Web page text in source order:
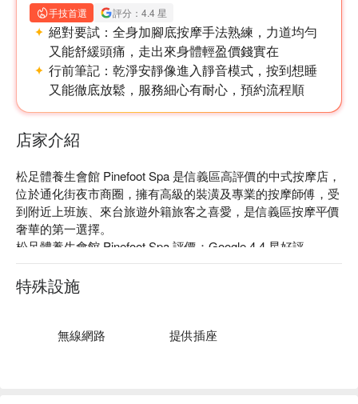
手技首選 評分：4.4 星
絕對要試： 全身加腳底按摩手法熟練，力道均勻
又能舒緩頭痛，走出來身體輕盈價錢實在
行前筆記： 乾淨安靜像進入靜音模式，按到想睡
又能徹底放鬆，服務細心有耐心，預約流程順
店家介紹
松足體養生會館 Pinefoot Spa 是信義區高評價的中式按摩店，
位於通化街夜市商圈，擁有高級的裝潢及專業的按摩師傅，受
到附近上班族、來台旅遊外籍旅客之喜愛，是信義區按摩平價
奢華的第一選擇。
松足體養生會館 Pinefoot Spa 評價：Google 4.4 星好評。
松足體養生會館 Pinefoot Spa：提供腳底按摩、全身舒緩按
摩、腳底＋全身組合按摩、溫養足蒸，以及溫式頭療洗頭 SPA
等放鬆課程。課程可依需求選擇 30 分鐘、60 分鐘、70 分
打造更完整的放鬆體驗。
特殊設施
無線網路 提供插座